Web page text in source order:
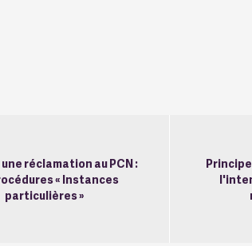
réclamation au PCN :
« Instances
particulières »